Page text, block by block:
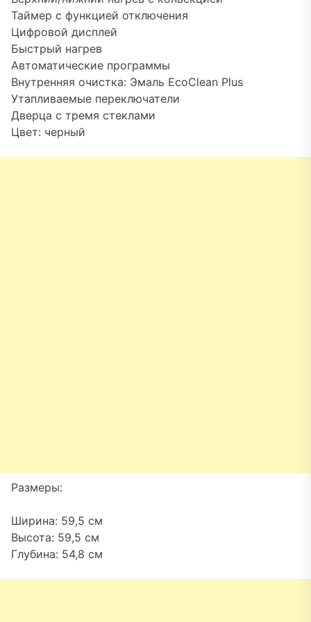
Таймер с функцией отключения
Цифровой дисплей
Быстрый нагрев
Автоматические программы
Внутренняя очистка: Эмаль EcoClean Plus
Утапливаемые переключатели
Дверца с тремя стеклами
Цвет: черный
Размеры:
Ширина: 59,5 см
Высота: 59,5 см
Глубина: 54,8 см